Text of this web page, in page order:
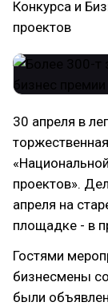
Конкурса и
проектов
30 апреля в
проектов».
апреля на
площадке - в
Гостями
бизнесмены
были